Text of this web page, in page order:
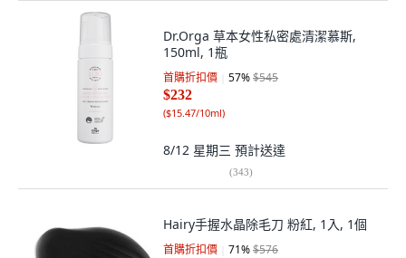
Dr.Orga 草本女性私密處清潔慕斯,
150ml, 1瓶
首購折扣價 57%$545
$232
($15.47/10ml)
8/12 星期三 預計送達
(343)
Hairy手握水晶除毛刀 粉紅, 1入, 1個
首購折扣價 71%$576